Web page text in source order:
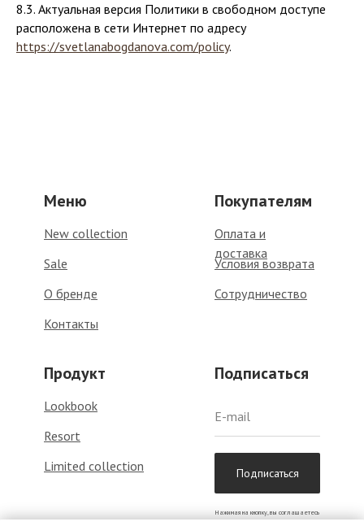
8.3. Актуальная версия Политики в свободном доступе
расположена в сети Интернет по адресу
https://svetlanabogdanova.com/policy.
Меню
New collection
Sale
О бренде
Покупателям
Оплата и
доставка
Условия возврата
Сотрудничество
Контакты
Продукт
Lookbook
Resort
Limited collection
Подписаться
Подписаться
Нажимая на кнопку, вы соглашаетесь
сполитикой обработки данных